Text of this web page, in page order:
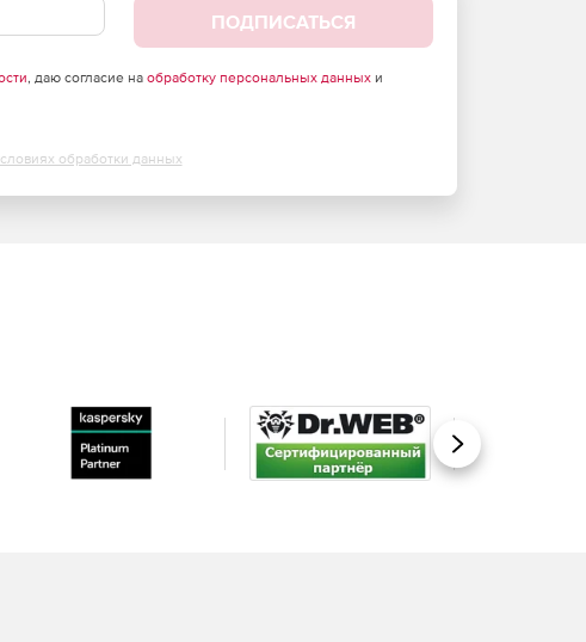
ПОДПИСАТЬСЯ
, даю согласие на обработку персональных данныхи
обработки данных
Вперед